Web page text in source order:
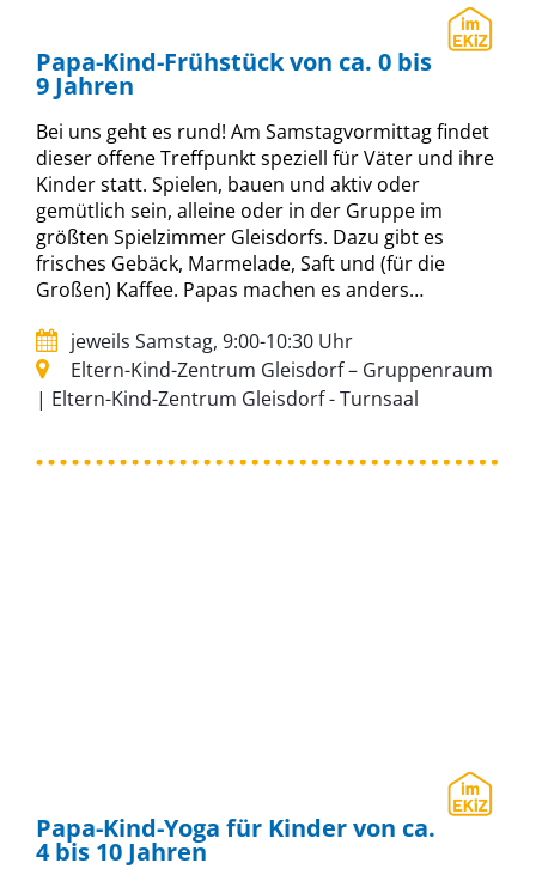
Papa-Kind-Frühstück von ca. 0 bis
9 Jahren
Bei uns geht es rund! Am Samstagvormittag findet
dieser offene Treffpunkt speziell für Väter und ihre
Kinder statt. Spielen, bauen und aktiv oder
gemütlich sein, alleine oder in der Gruppe im
größten Spielzimmer Gleisdorfs. Dazu gibt es
frisches Gebäck, Marmelade, Saft und (für die
Großen) Kaffee. Papas machen es anders…
jeweils Samstag, 9:00-10:30 Uhr
Eltern-Kind-Zentrum Gleisdorf – Gruppenraum
| Eltern-Kind-Zentrum Gleisdorf - Turnsaal
Papa-Kind-Yoga für Kinder von ca.
4 bis 10 Jahren